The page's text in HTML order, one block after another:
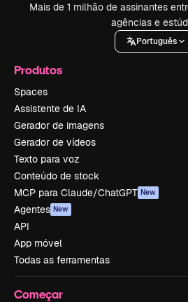
Mais de 1 milhão de assinantes
agências e
Português
Produtos
Spaces
Assistente de IA
Gerador de imagens
Gerador de vídeos
Texto para voz
Conteúdo de stock
MCP para Claude/ChatGPT New
Agentes New
API
App móvel
Todas as ferramentas
Começar